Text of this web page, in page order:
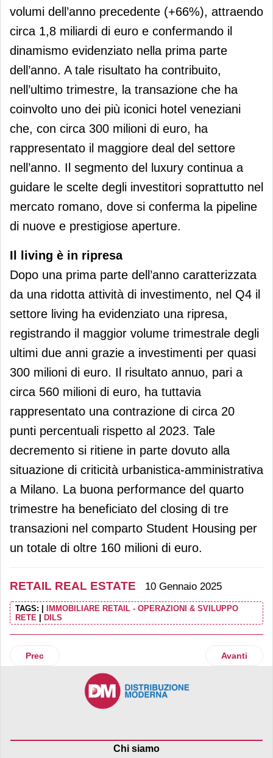
volumi dell’anno precedente (+66%), attraendo
circa 1,8 miliardi di euro e confermando il
dinamismo evidenziato nella prima parte
dell’anno. A tale risultato ha contribuito,
nell’ultimo trimestre, la transazione che ha
coinvolto uno dei più iconici hotel veneziani
che, con circa 300 milioni di euro, ha
rappresentato il maggiore deal del settore
nell’anno. Il segmento del luxury continua a
guidare le scelte degli investitori soprattutto nel
mercato romano, dove si conferma la pipeline
di nuove e prestigiose aperture.
Il living è in ripresa
Dopo una prima parte dell’anno caratterizzata
da una ridotta attività di investimento, nel Q4 il
settore living ha evidenziato una ripresa,
registrando il maggior volume trimestrale degli
ultimi due anni grazie a investimenti per quasi
300 milioni di euro. Il risultato annuo, pari a
circa 560 milioni di euro, ha tuttavia
rappresentato una contrazione di circa 20
punti percentuali rispetto al 2023. Tale
decremento si ritiene in parte dovuto alla
situazione di criticità urbanistica-amministrativa
a Milano. La buona performance del quarto
trimestre ha beneficiato del closing di tre
transazioni nel comparto Student Housing per
un totale di oltre 160 milioni di euro.
RETAIL REAL ESTATE 10 Gennaio 2025
TAGS:
IMMOBILIARE RETAIL - OPERAZIONI & SVILUPPO
RETE
DILS
Articolo precedente: Blackstone vende la storica Galleria
Prec Articolo
Avanti
Chi siamo